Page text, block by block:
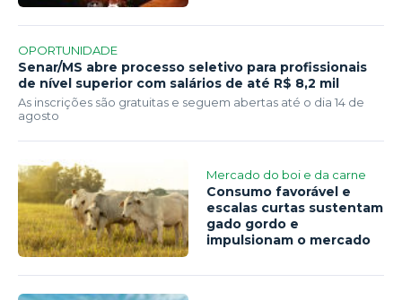
OPORTUNIDADE
Senar/MS abre processo seletivo para profissionais
de nível superior com salários de até R$ 8,2 mil
As inscrições são gratuitas e seguem abertas até o dia 14 de
agosto
Mercado do boi e da carne
Consumo favorável e
escalas curtas sustentam
gado gordo e
impulsionam o mercado